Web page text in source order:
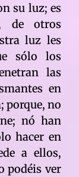
su luz; es
de otros
luz les
sólo los
las
en
porque, no
nó han
hacer en
a ellos,
podéis ver